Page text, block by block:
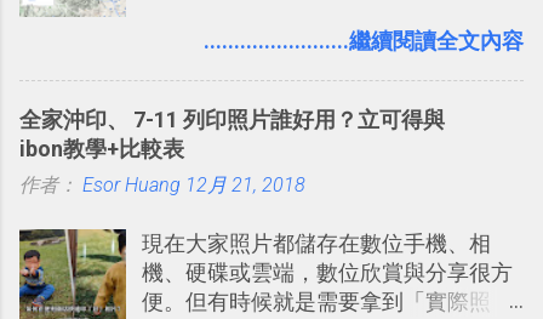
事可以從聊天中記錄重點。 3. 「 有彈性
的軟體則讓同事可以在任何地方和公司
保持聯繫。 如果你需要中文版的同類平
台，可以參考： JANDI 高效率團隊通訊
戶 。 2017/3 新增 ： Sortd for Slack：
改造 Slack 討論串介面變成專案任務排
程看板
入的來聊聊 Google 的「我的地圖」服
線，對商務需求來說可以打造出一張一
張資料地圖（例如我之前在製作一本新
書時建立的「 台灣推薦空拍地點地圖
規劃自助旅行路線！ Google 「我的地
圖」在規劃自助旅行路線時可以解決許
多問題： 國外地點名稱地址常常難懂，
........................繼續閱讀全文內容
全家沖印、 7-11 列印照片誰好用？立可得與
ibon教學+比較表
作者： Esor Huang 12月 21, 2018
現在大家照片都儲存在數位手機、相
機、硬碟或雲端，數位欣賞與分享很方
便。但有時候就是需要拿到「實際照